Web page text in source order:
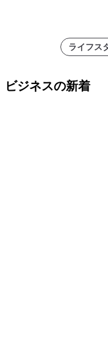
ライフス
ビジネスの新着